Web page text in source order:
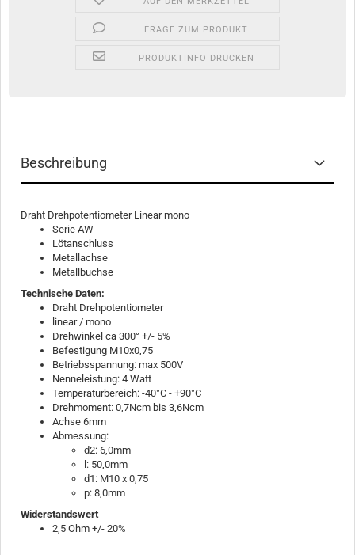
FRAGE ZUM PRODUKT
PRODUKTINFO DRUCKEN
Beschreibung
Draht Drehpotentiometer Linear mono
Serie AW
Lötanschluss
Metallachse
Metallbuchse
Technische Daten:
Draht Drehpotentiometer
linear / mono
Drehwinkel ca 300° +/- 5%
Befestigung M10x0,75
Betriebsspannung: max 500V
Nenneleistung: 4 Watt
Temperaturbereich: -40°C - +90°C
Drehmoment: 0,7Ncm bis 3,6Ncm
Achse 6mm
Abmessung:
d2: 6,0mm
l: 50,0mm
d1: M10 x 0,75
p: 8,0mm
Widerstandswert
2,5 Ohm +/- 20%